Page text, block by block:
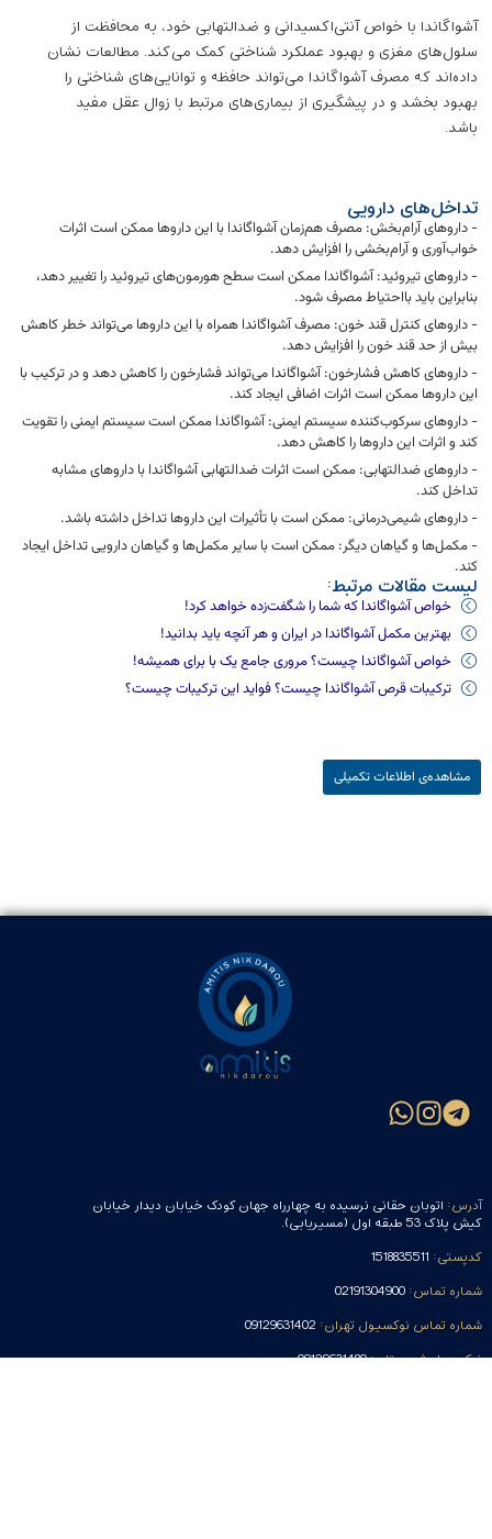
آشواگاندا با خواص آنتی‌اکسیدانی و ضدالتهابی خود، به محافظت از
سلول‌های مغزی و بهبود عملکرد شناختی کمک می‌کند. مطالعات نشان
داده‌اند که مصرف آشواگاندا می‌تواند حافظه و توانایی‌های شناختی را
بهبود بخشد و در پیشگیری از بیماری‌های مرتبط با زوال عقل مفید
باشد.
تداخل‌های دارویی
- داروهای آرام‌بخش: مصرف هم‌زمان آشواگاندا با این داروها ممکن است اثرات
خواب‌آوری و آرام‌بخشی را افزایش دهد.
- داروهای تیروئید: آشواگاندا ممکن است سطح هورمون‌های تیروئید را تغییر دهد،
بنابراین باید بااحتیاط مصرف شود.
- داروهای کنترل قند خون: مصرف آشواگاندا همراه با این داروها می‌تواند خطر کاهش
بیش از حد قند خون را افزایش دهد.
- داروهای کاهش فشارخون: آشواگاندا می‌تواند فشارخون را کاهش دهد و در ترکیب با
این داروها ممکن است اثرات اضافی ایجاد کند.
- داروهای سرکوب‌کننده سیستم ایمنی: آشواگاندا ممکن است سیستم ایمنی را تقویت
کند و اثرات این داروها را کاهش دهد.
- داروهای ضدالتهابی: ممکن است اثرات ضدالتهابی آشواگاندا با داروهای مشابه
تداخل کند.
- داروهای شیمی‌درمانی: ممکن است با تأثیرات این داروها تداخل داشته باشد.
- مکمل‌ها و گیاهان دیگر: ممکن است با سایر مکمل‌ها و گیاهان دارویی تداخل ایجاد
کند.
لیست مقالات مرتبط:
خواص آشواگاندا که شما را شگفت‌زده خواهد کرد!
بهترین مکمل آشواگاندا در ایران و هر آنچه باید بدانید!
خواص آشواگاندا چیست؟ مروری جامع یک با برای همیشه!
ترکیبات قرص آشواگاندا چیست؟ فواید این ترکیبات چیست؟
مشاهده‌ی اطلاعات تکمیلی
آدرس: اتوبان حقانی نرسیده به چهارراه جهان کودک خیابان دیدار خیابان
کیش پلاک 53 طبقه اول (مسیریابی).
کدپستی: 1518835511
شماره تماس: 02191304900
شماره تماس نوکسیول تهران: 09129631402
نوکسیول شهرستان:09129631480